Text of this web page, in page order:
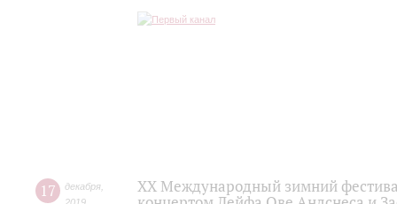
17 декабря
XX Международный зимний